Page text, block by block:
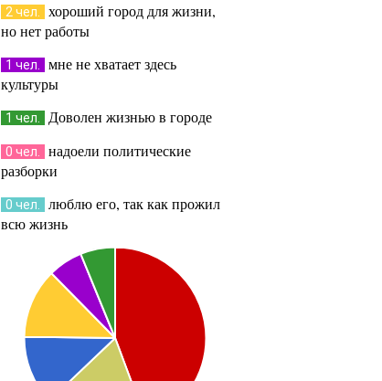
2 чел.
хороший город для жизни,
но нет работы
1 чел.
мне не хватает здесь
культуры
1 чел. Доволен жизнью в городе
0 чел.
надоели политические
разборки
0 чел.
люблю его, так как прожил
всю жизнь